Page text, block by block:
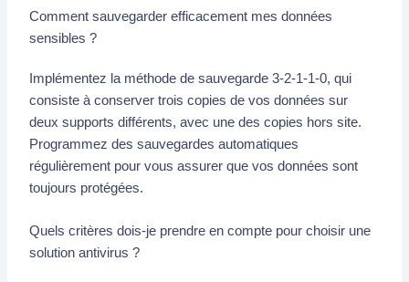
Comment sauvegarder efficacement mes données
sensibles ?
Implémentez la méthode de sauvegarde 3-2-1-1-0, qui
consiste à conserver trois copies de vos données sur
deux supports différents, avec une des copies hors site.
Programmez des sauvegardes automatiques
régulièrement pour vous assurer que vos données sont
toujours protégées.
Quels critères dois-je prendre en compte pour choisir une
solution antivirus ?